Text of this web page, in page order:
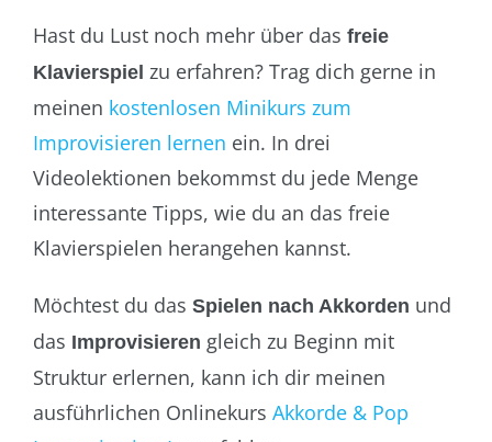
Hast du Lust noch mehr über das freie
Klavierspiel zu erfahren? Trag dich gerne in
meinen kostenlosen Minikurs zum
Improvisieren lernen ein. In drei
Videolektionen bekommst du jede Menge
interessante Tipps, wie du an das freie
Klavierspielen herangehen kannst.
Möchtest du das Spielen nach Akkorden und
das Improvisieren gleich zu Beginn mit
Struktur erlernen, kann ich dir meinen
ausführlichen Onlinekurs Akkorde & Pop